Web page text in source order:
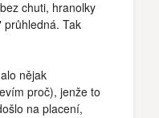
chuti, hranolky
průhledná. Tak
nějak
proč), jenže to
na placení,